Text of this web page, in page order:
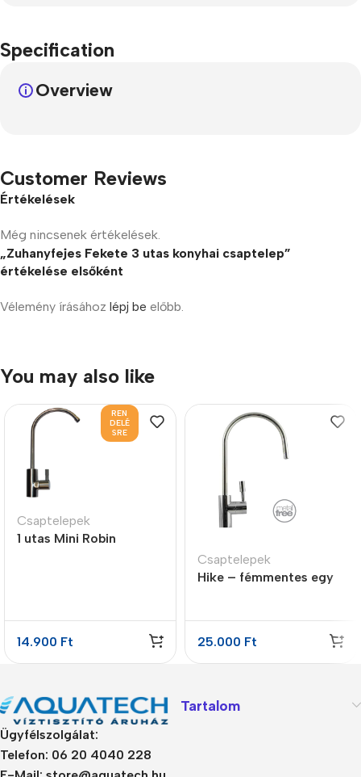
Specification
Overview
Customer Reviews
Értékelések
Még nincsenek értékelések.
„Zuhanyfejes Fekete 3 utas konyhai csaptelep”
értékelése elsőként
Vélemény írásához lépj be előbb.
You may also like
REN
DELÉ
SRE
Csaptelepek
1 utas Mini Robin
14.900 Ft
Csaptelepek
Hike – fémmentes egy
25.000 Ft
Ügyfélszolgálat:
Telefon: 06 20 4040 228
Tartalom